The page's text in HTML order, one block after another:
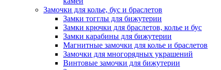
Замочки для колье, бус и браслетов
Замки тогглы для бижутерии
Замки крючки для браслетов, колье и бус
Замки карабины для бижутерии
Магнитные замочки для колье и браслетов
Замочки для многорядных украшений
Винтовые замочки для бижутерии